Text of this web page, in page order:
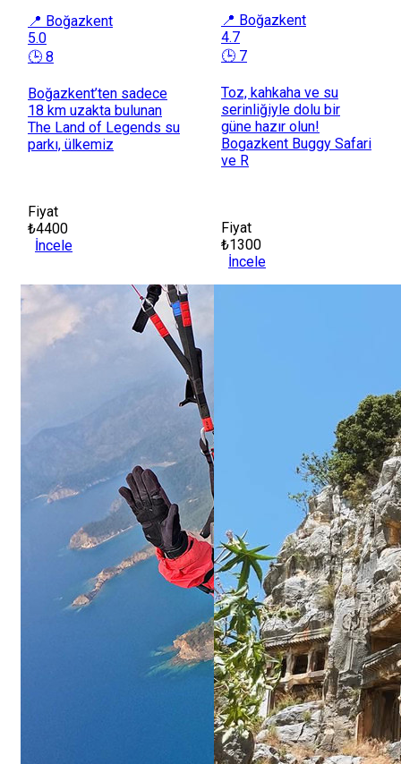
📍 Boğazkent
5.0
🕒 8
Boğazkent’ten sadece
18 km uzakta bulunan
The Land of Legends su
parkı, ülkemiz
Fiyat
₺4400
İncele
📍 Boğazkent
4.7
🕒 7
Toz, kahkaha ve su
serinliğiyle dolu bir
güne hazır olun!
Bogazkent Buggy Safari
ve R
Fiyat
₺1300
İncele